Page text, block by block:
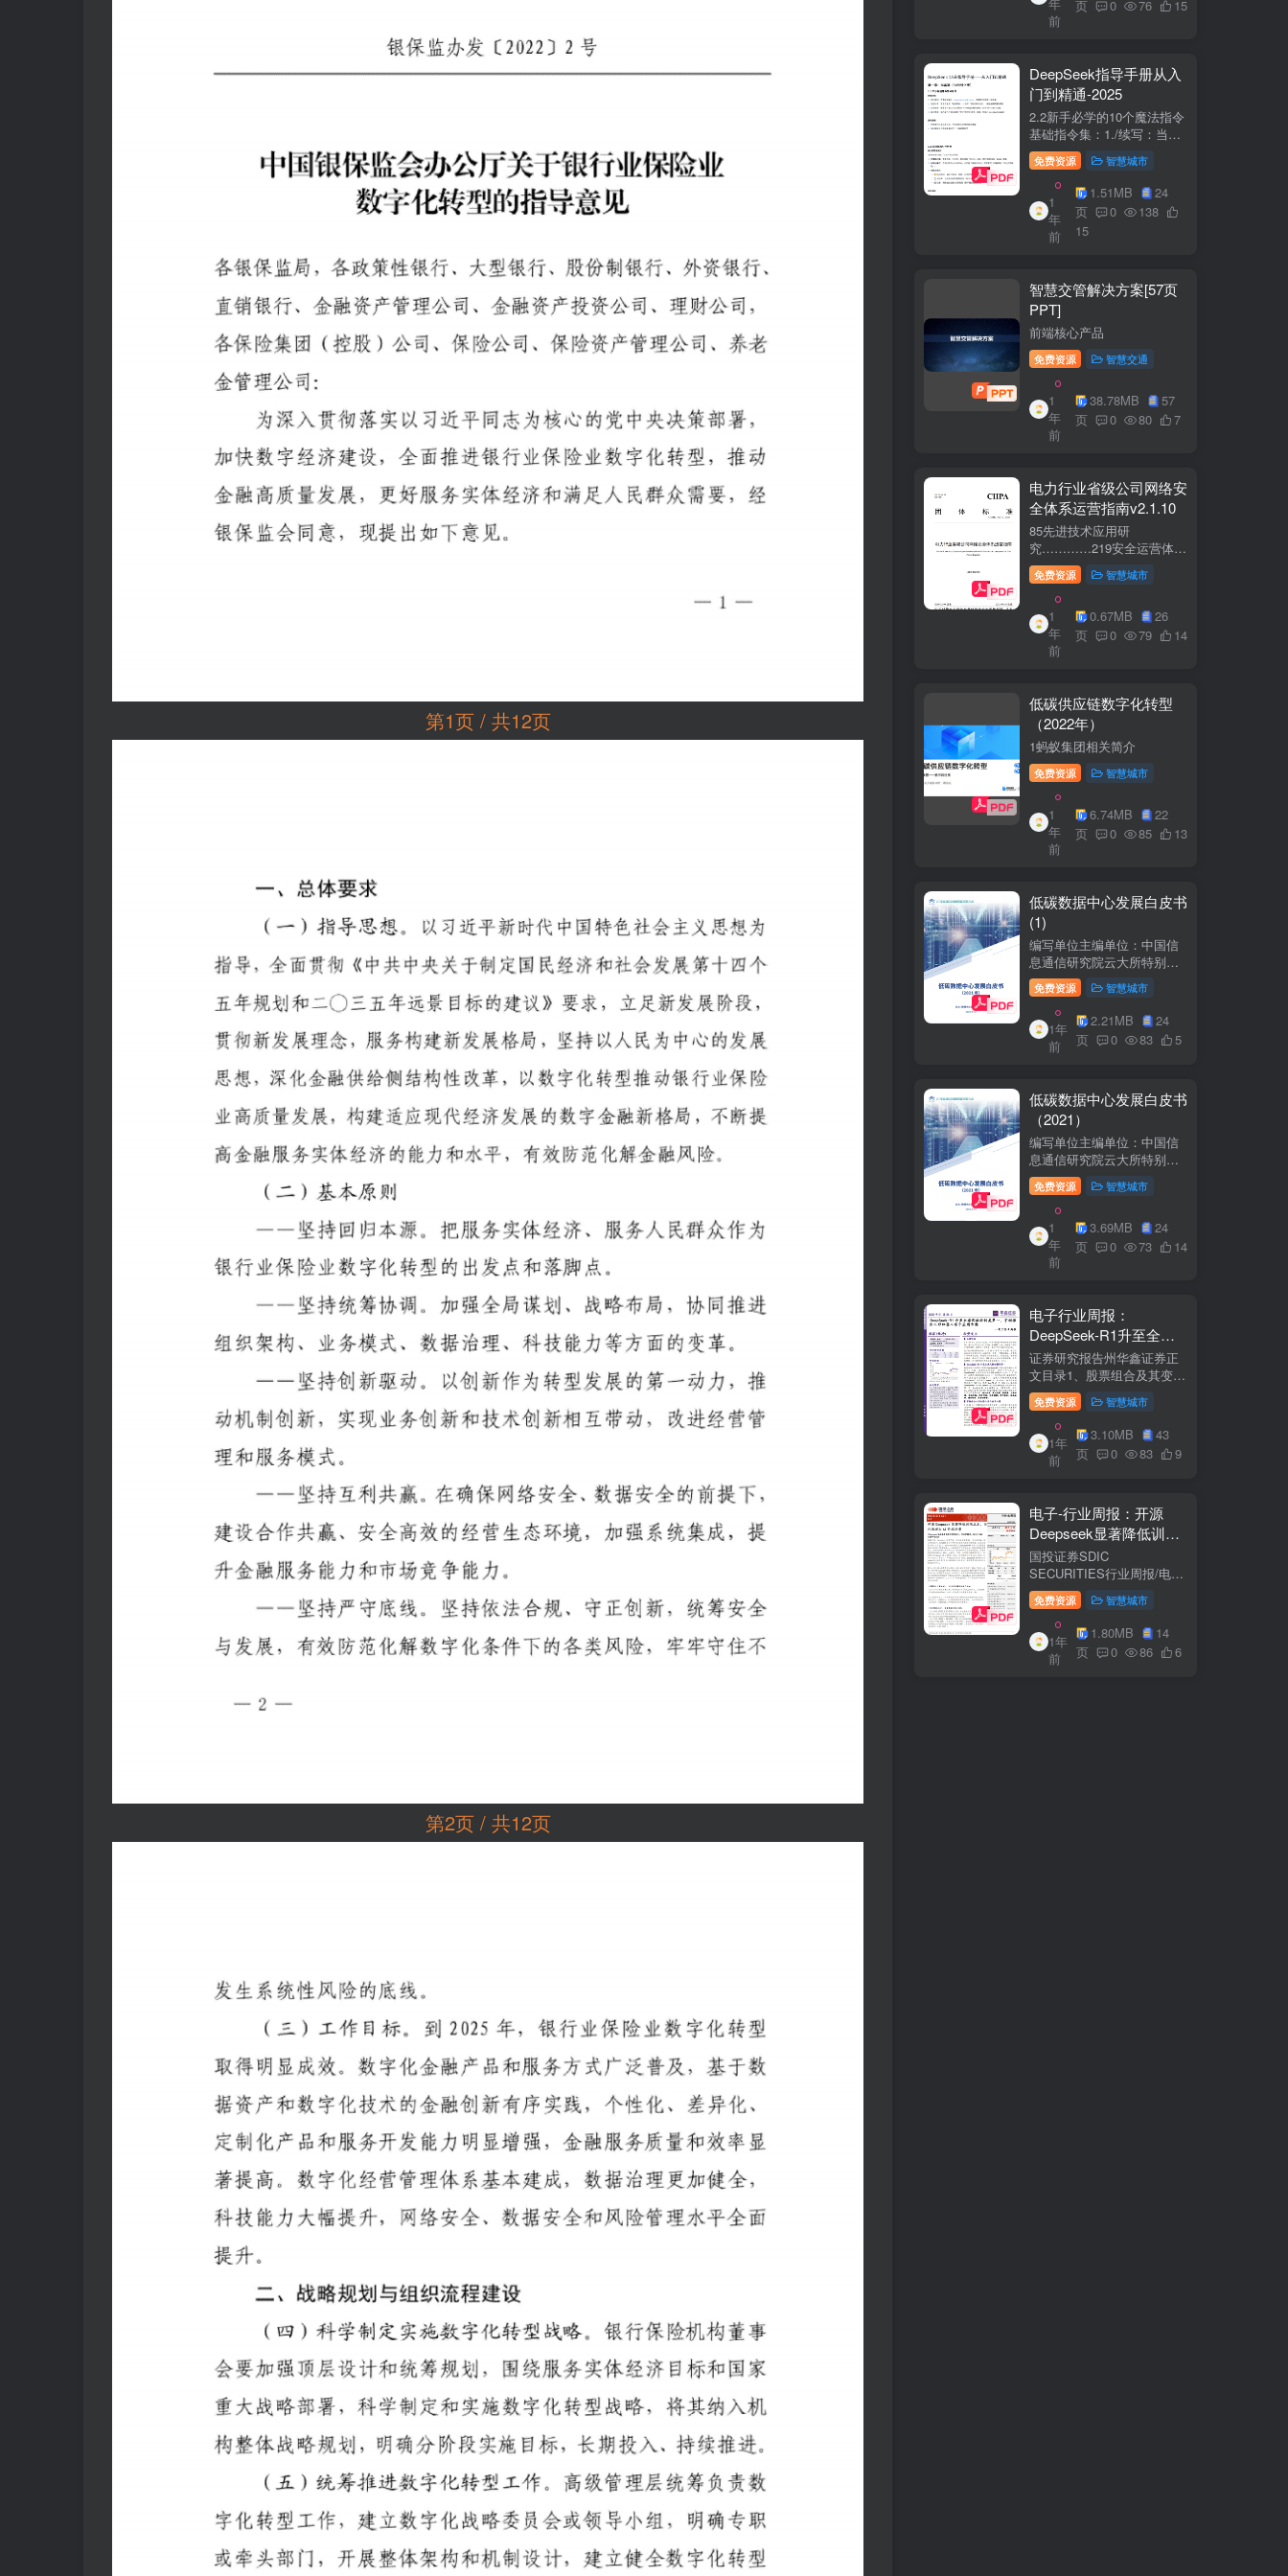
第1页 / 共12页
第2页 / 共12页
+医疗企业案例分析5中国互
联网+医疗...
年
前
页 0 76 15
DeepSeek指导手册从入
门到精通-2025
2.2新手必学的10个魔法指令
基础指令集：1./续写：当回
答中断时自动继续生成2./简
化：将复杂内容转换成大白
话3./示例：要求展示实际案
例（特别是写代码时）4./步
骤：让AI分步骤指导操作流
程5./检...
免费资源 智慧城市
1
年
前
1.51MB
24
页
0
138
15
智慧交管解决方案[57页
PPT]
前端核心产品
免费资源 智慧交通
1
年
前
38.78MB
57
页
0 80 7
电力行业省级公司网络安
全体系运营指南v2.1.10
85先进技术应用研
究…………219安全运营体
系……2291网络安全运
营..2292业务安全运
营.......249.3网络与业务安全
联动.·26
免费资源 智慧城市
1
年
前
0.67MB
26
页
0 79 14
低碳供应链数字化转型
（2022年）
1蚂蚁集团相关简介
免费资源 智慧城市
1
年
前
6.74MB
22
页
0 85 13
低碳数据中心发展白皮书
(1)
编写单位主编单位：中国信
息通信研究院云大所特别鸣
谢：百度、阿里巴巴、腾
讯、中金数据、秦淮数据、
万国数据、河北省凤凰谷零
碳发展研究院、绿色和平等
单位的大力支持。
免费资源 智慧城市
1年
前
2.21MB
24
页
0 83 5
低碳数据中心发展白皮书
（2021）
编写单位主编单位：中国信
息通信研究院云大所特别鸣
谢：百度、阿里巴巴、腾
讯、中金数据、秦准数据、
万国数据、河北省凤凰谷零
碳发展研究院、绿色和平等
单位的大力支持。
免费资源 智慧城市
1
年
前
3.69MB
24
页
0 73 14
电子行业周报：
DeepSeek-R1升至全球
风格控制类第一，宇树推
出人形机器人首个应用方
案
证券研究报告州华鑫证券正
文目录1、股票组合及其变
化.51.1、本周重点推荐及推
荐组...51.2、海外龙头一
览。62、周度行情分析及展
望.…82.1、周涨幅排行…
2.2、行业重点公司估值水平
免费资源 智慧城市
1年
前
3.10MB
43
页
0 83 9
电子-行业周报：开源
Deepseek显著降低训练
成本，关注推理与AI终端
进展
国投证券SDIC
SECURITIES行业周报/电于
目内容目录1.本周新闻一
览.42.行业数据跟踪.…62.1.
半导体：半导体行业：两大
收购事件来袭...62.2.SiC:8家
碳化硅相关企业完成融
免费资源 智慧城市
1年
前
1.80MB
14
页
0 86 6